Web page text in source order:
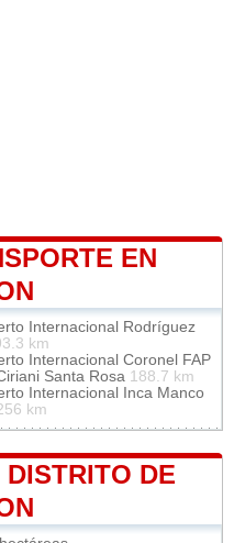
EN
Internacional Rodríguez
km
Internacional Coronel FAP
Santa Rosa 188.7 km
Internacional Inca Manco
km
DE